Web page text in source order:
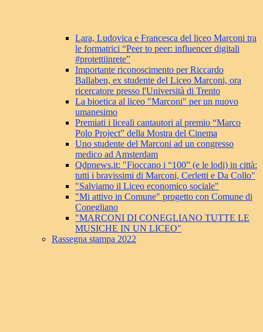
Lara, Ludovica e Francesca del liceo Marconi tra
le formatrici “Peer to peer: influencer digitali
#protettiinrete”
Importante riconoscimento per Riccardo
Ballaben, ex studente del Liceo Marconi, ora
ricercatore presso l'Università di Trento
La bioetica al liceo "Marconi" per un nuovo
umanesimo
Premiati i liceali cantautori al premio “Marco
Polo Project” della Mostra del Cinema
Uno studente del Marconi ad un congresso
medico ad Amsterdam
Qdpnews.it: "Fioccano i “100” (e le lodi) in città:
tutti i bravissimi di Marconi, Cerletti e Da Collo"
"Salviamo il Liceo economico sociale"
"Mi attivo in Comune" progetto con Comune di
Conegliano
"MARCONI DI CONEGLIANO TUTTE LE
MUSICHE IN UN LICEO"
Rassegna stampa 2022